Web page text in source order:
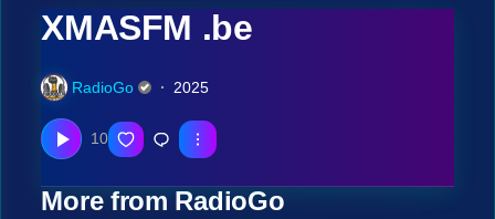
XMASFM .be
RadioGo 2025
10
More from RadioGo